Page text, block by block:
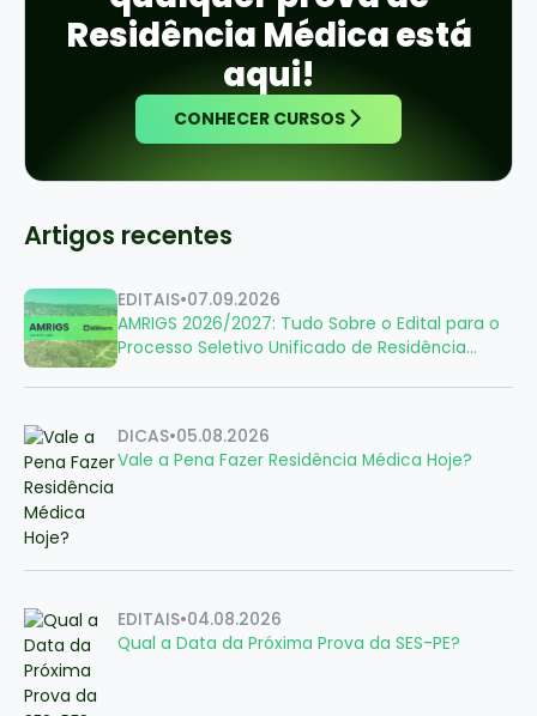
Artigos recentes
EDITAIS•07.09.2026
AMRIGS 2026/2027: Tudo Sobre o Edital para o
Processo Seletivo Unificado de Residência
DICAS•05.08.2026
Vale a Pena Fazer Residência Médica Hoje?
EDITAIS•04.08.2026
Qual a Data da Próxima Prova da SES-PE?
Residência Médica está
aqui!
CONHECER CURSOS